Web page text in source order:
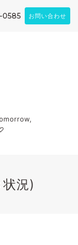
0585 お問い合わせ
況)